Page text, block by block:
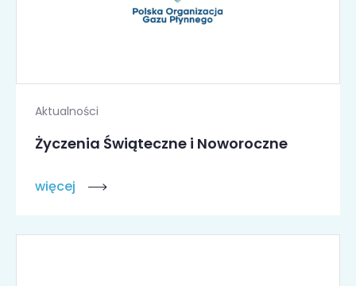
Aktualności
Życzenia Świąteczne i Noworoczne
więcej